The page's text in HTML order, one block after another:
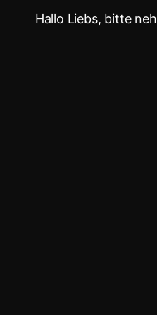
Hallo Liebs, bitte